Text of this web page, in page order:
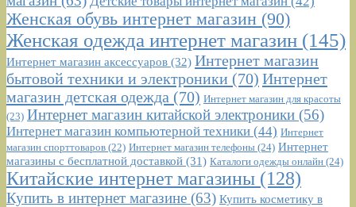
Женская обувь интернет магазин (90)
Женская одежда интернет магазин (145)
Интернет магазин аксессуаров (32) Интернет магазин
бытовой техники и электроники (70) Интернет
магазин детская одежда (70) Интернет магазин для красоты
(23) Интернет магазин китайской электроники (56)
Интернет магазин компьютерной техники (44) Интернет
магазин спорттоваров (22) Интернет магазин телефоны (24) Интернет
магазины с бесплатной доставкой (31) Каталоги одежды онлайн (24)
Китайские интернет магазины (128)
Купить в интернет магазине (63) Купить косметику в